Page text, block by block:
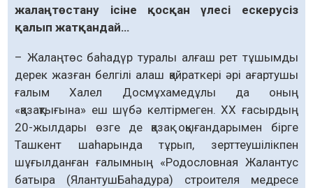
жалаңтөстану ісіне қосқан үлесі ескерусіз
қалып жатқандай…
– Жалаңтөс баһадүр туралы алғаш рет тұшымды
дерек жазған белгілі алаш қайраткері әрі ағартушы
ғалым Халел Досмұхамедұлы да оның
«қазақтығына» еш шүбә келтірмеген. ХХ ғасырдың
20-жылдары өзге де қазақ оқығандарымен бірге
Ташкент шаһарында тұрып, зерттеушілікпен
шұғылданған ғалымның «Родословная Жалантус
батыра (ЯлантушБаһадура) строителя медресе